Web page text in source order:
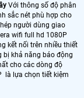
Với thông số độ phân
sắc nét phù hợp cho
người dùng giao
wifi full hd 1080P
kết nối trên nhiều thiết
bị khả năng báo động
cho các dòng độ
là lựa chọn tiết kiệm